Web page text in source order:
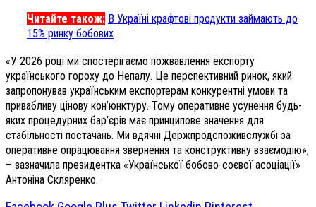
Читайте також: В Україні крафтові продукти займають до
15% ринку бобових
«У 2026 році ми спостерігаємо пожвавлення експорту
українського гороху до Непалу. Це перспективний ринок, який
запропонував українським експортерам конкурентні умови та
привабливу цінову кон’юнктуру. Тому оперативне усунення будь-
яких процедурних бар’єрів має принципове значення для
стабільності постачань. Ми вдячні Держпродспоживслужбі за
оперативне опрацювання звернення та конструктивну взаємодію»,
– зазначила президентка «Української бобово-соєвої асоціації»
Антоніна Скляренко.